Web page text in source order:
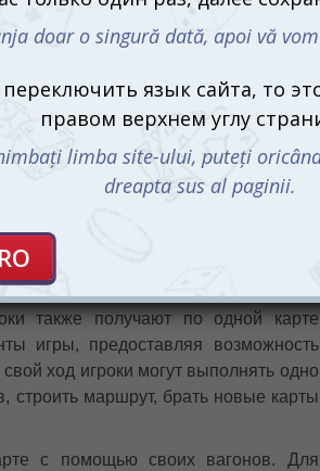
длинные пути приносят больше
собирают карты вагонов, чтобы
которые помогут накопить больше
действия соперников —
погружение в атмосферу великих
Каждый игрок получает
города, кои нужно соединить
какие маршруты вы попытаетесь
Эти карты используются для
также получают по одной карте
игры, предоставляя возможность
ход игроки могут выполнять одно
строить маршрут, брать новые карты
с помощью своих вагонов. Для